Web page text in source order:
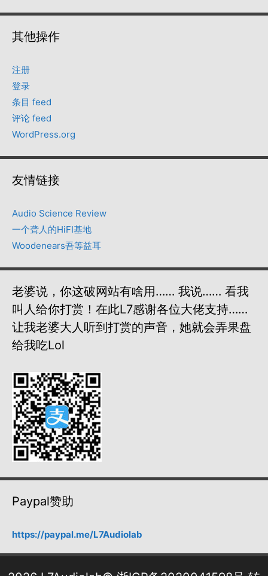
其他操作
注册
登录
条目 feed
评论 feed
WordPress.org
友情链接
Audio Science Review
一个聋人的HiFI基地
Woodenears吾等益耳
老婆说，你这破网站有啥用…… 我说…… 看我
叫人给你打赏！在此L7感谢各位大佬支持……
让我老婆大人听到打赏的声音，她就会弄果盘
给我吃lol
Paypal赞助
https://paypal.me/L7Audiolab